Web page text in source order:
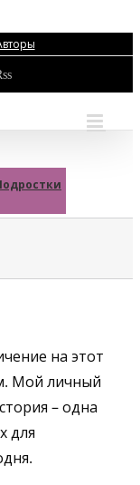
на этот
Мой личный
– одна
для